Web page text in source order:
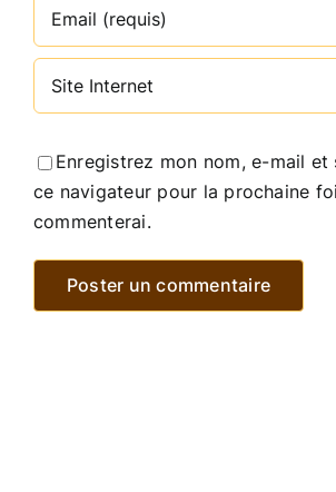
Enregistrez mon nom, e-mail et
ce navigateur pour la prochaine
commenterai.